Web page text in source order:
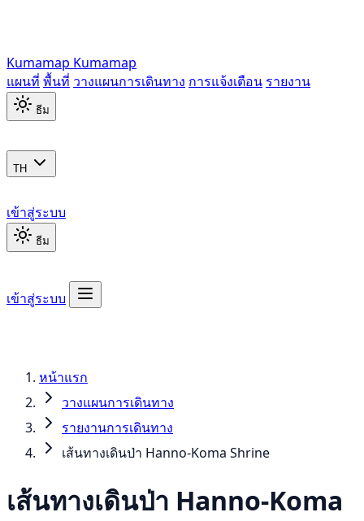
Kumamap Kumamap
แผนที่ พื้นที่ วางแผนการเดินทาง การแจ้งเตือน รายงาน
ธีม
TH
เข้าสู่ระบบ
ธีม
เข้าสู่ระบบ
หน้าแรก
วางแผนการเดินทาง
รายงานการเดินทาง
เส้นทางเดินป่า Hanno-Koma Shrine
เส้นทางเดินป่า Hanno-Koma